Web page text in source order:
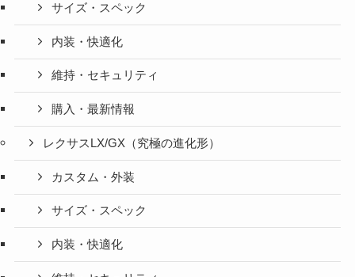
サイズ・スペック
内装・快適化
維持・セキュリティ
購入・最新情報
レクサスLX/GX（究極の進化形）
カスタム・外装
サイズ・スペック
内装・快適化